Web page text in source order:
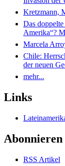
Kretzmann,
Das
Amerika“?
Marcela
Chile:
der neuen
mehr...
Links
Abonnieren
RSS Artikel